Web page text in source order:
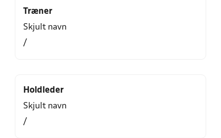
Træner
Skjult navn
/
Holdleder
Skjult navn
/